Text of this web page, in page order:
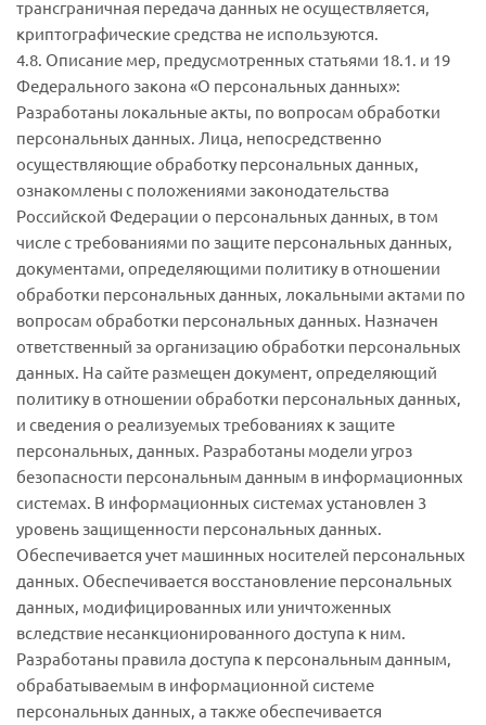
трансграничная передача данных не осуществляется,
криптографические средства не используются.
4.8. Описание мер, предусмотренных статьями 18.1. и 19
Федерального закона «О персональных данных»:
Разработаны локальные акты, по вопросам обработки
персональных данных. Лица, непосредственно
осуществляющие обработку персональных данных,
ознакомлены с положениями законодательства
Российской Федерации о персональных данных, в том
числе с требованиями по защите персональных данных,
документами, определяющими политику в отношении
обработки персональных данных, локальными актами по
вопросам обработки персональных данных. Назначен
ответственный за организацию обработки персональных
данных. На сайте размещен документ, определяющий
политику в отношении обработки персональных данных,
и сведения о реализуемых требованиях к защите
персональных, данных. Разработаны модели угроз
безопасности персональным данным в информационных
системах. В информационных системах установлен 3
уровень защищенности персональных данных.
Обеспечивается учет машинных носителей персональных
данных. Обеспечивается восстановление персональных
данных, модифицированных или уничтоженных
вследствие несанкционированного доступа к ним.
Разработаны правила доступа к персональным данным,
обрабатываемым в информационной системе
персональных данных, а также обеспечивается